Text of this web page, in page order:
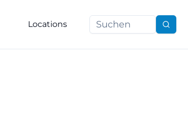
Locations Suchen